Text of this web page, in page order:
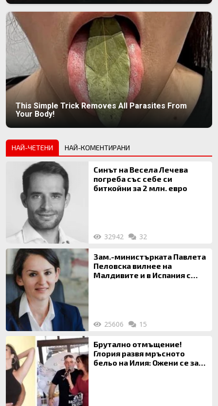
This Simple Trick Removes All Parasites From
Your Body!
НАЙ-ЧЕТЕНИ НАЙ-КОМЕНТИРАНИ
Синът на Весела Лечева
погреба със себе си
биткойни за 2 млн. евро
32942 32
Зам.-министърката Павлета
Пеловска вилнее на
Малдивите и в Испания с
25606 15
Брутално отмъщение!
Глория развя мръсното
бельо на Илия: Ожени се за